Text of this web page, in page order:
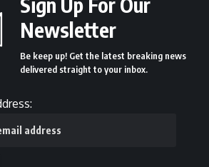
Newsletter
Be keep up! Get the latest breaking news
delivered straight to your inbox.